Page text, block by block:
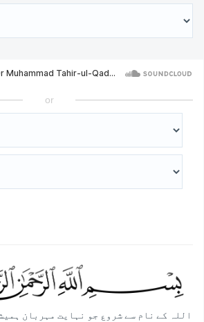
or
اللہ کے نام سے شروع جو نہایت مہربان